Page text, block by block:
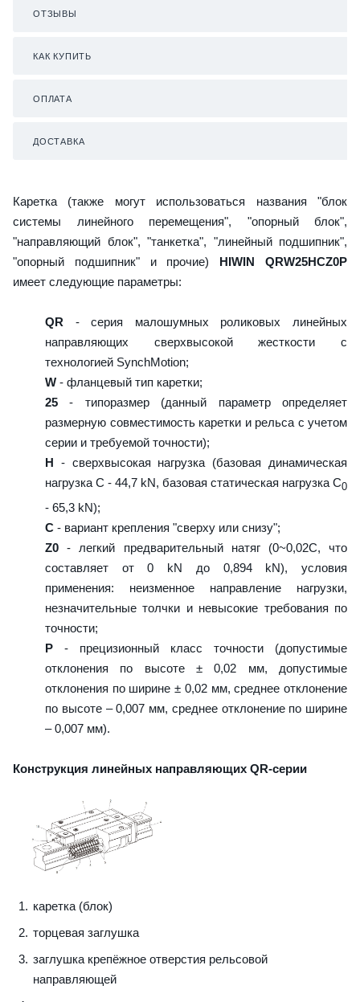
ОТЗЫВЫ
КАК КУПИТЬ
ОПЛАТА
ДОСТАВКА
Каретка (также могут использоваться названия "блок
системы линейного перемещения", "опорный блок",
"направляющий блок", "танкетка", "линейный подшипник",
"опорный подшипник" и прочие) HIWIN QRW25HCZ0P
имеет следующие параметры:
QR - серия малошумных роликовых линейных
направляющих сверхвысокой жесткости с
технологией SynchMotion;
W - фланцевый тип каретки;
25 - типоразмер (данный параметр определяет
размерную совместимость каретки и рельса с учетом
серии и требуемой точности);
H - сверхвысокая нагрузка (базовая динамическая
нагрузка C - 44,7 kN, базовая статическая нагрузка С0
- 65,3 kN);
C - вариант крепления "сверху или снизу";
Z0 - легкий предварительный натяг (0~0,02C, что
составляет от 0 kN до 0,894 kN), условия
применения: неизменное направление нагрузки,
незначительные толчки и невысокие требования по
точности;
P - прецизионный класс точности (допустимые
отклонения по высоте ± 0,02 мм, допустимые
отклонения по ширине ± 0,02 мм, среднее отклонение
по высоте – 0,007 мм, среднее отклонение по ширине
– 0,007 мм).
Конструкция линейных направляющих QR-серии
каретка (блок)
торцевая заглушка
заглушка крепёжное отверстия рельсовой
направляющей